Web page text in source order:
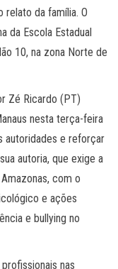
relato da família. O
da Escola Estadual
10, na zona Norte de
Zé Ricardo (PT)
nesta terça-feira
autoridades e reforçar
autoria, que exige a
com o
e ações
e bullying no
nas